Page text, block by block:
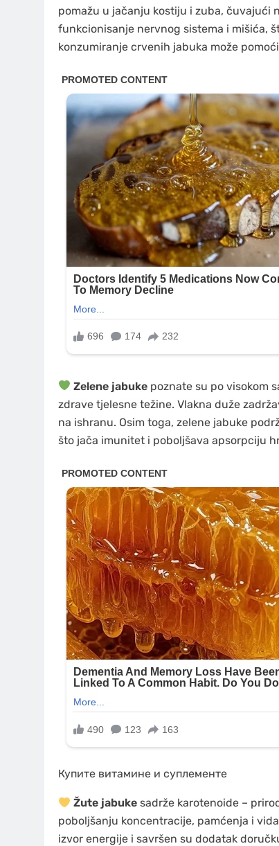
pomažu u jačanju kostiju i zuba, čuvajući
funkcionisanje nervnog sistema i mišića,
konzumiranje crvenih jabuka može
Zelene jabuke poznate su po visokom
zdrave tjelesne težine. Vlakna duže
na ishranu. Osim toga, zelene jabuke
što jača imunitet i poboljšava apsorpciju
Купите витамине и суплементе
Žute jabuke sadrže karotenoide –
poboljšanju koncentracije, pamćenja i
izvor energije i savršen su dodatak